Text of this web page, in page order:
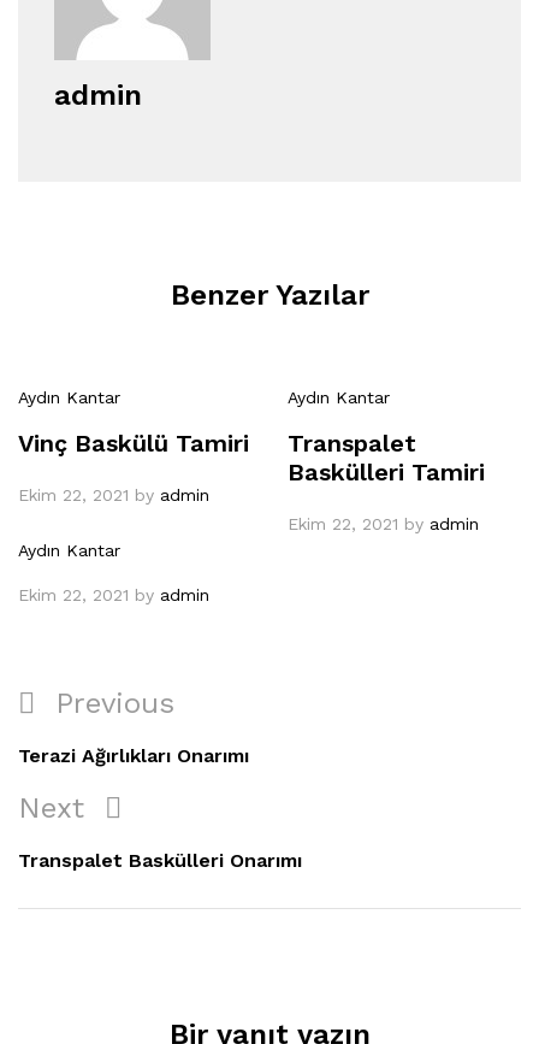
admin
Benzer Yazılar
Aydın Kantar
Vinç Baskülü Tamiri
Ekim 22, 2021 by admin
Aydın Kantar
Transpalet
Baskülleri Tamiri
Ekim 22, 2021 by admin
Aydın Kantar
Ekim 22, 2021 by admin
Yazı
gezinmesi
Previous
Post
Previous
Terazi Ağırlıkları Onarımı
Next
Post
Next
Transpalet Baskülleri Onarımı
Bir yanıt yazın